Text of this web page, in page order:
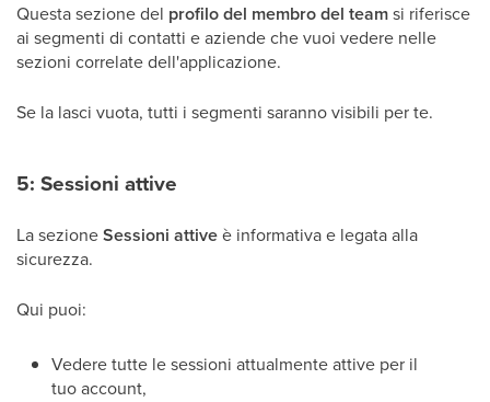
Questa sezione del profilo del membro del teamsi riferisce
ai segmenti di contatti e aziende che vuoi vedere nelle
sezioni correlate dell'applicazione.
Se la lasci vuota, tutti i segmenti saranno visibili per te.
5: Sessioni attive
La sezioneSessioni attiveè informativa e legata alla
sicurezza.
Qui puoi:
Vedere tutte le sessioni attualmente attive per il
tuo account,